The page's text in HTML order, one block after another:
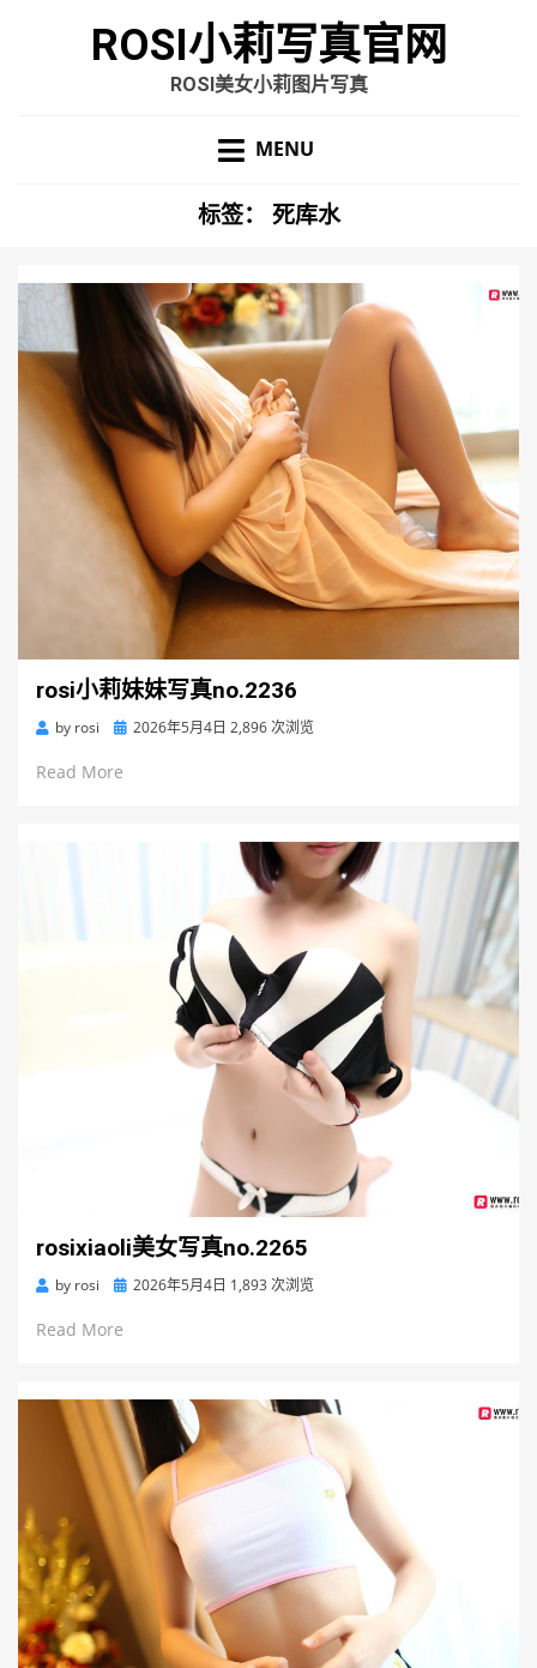
ROSI小莉写真官网
ROSI美女小莉图片写真
MENU
标签： 死库水
rosi小莉妹妹写真no.2236
by rosi
Posted2026年5月4日 2,896 次浏览
Read More
rosixiaoli美女写真no.2265
by rosi
Posted2026年5月4日 1,893 次浏览
Read More